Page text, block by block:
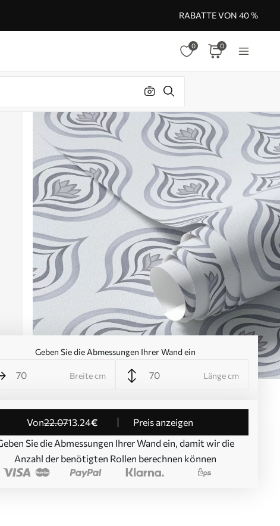
RABATTE VON 40 %
0 0
Geben Sie die Abmessungen Ihrer Wand ein
Breite cm Länge cm
von22.0713.24€
Preis anzeigen
Sie die Abmessungen Ihrer Wand ein, damit wir die
Anzahl der benötigten Rollen berechnen können